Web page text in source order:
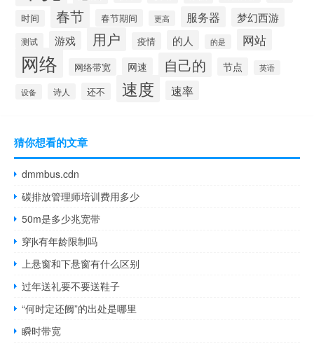
时间 春节 春节期间 更高 服务器 梦幻西游
测试 游戏 用户 疫情 的人 的是 网站
网络 网络带宽 网速 自己的 节点 英语
设备 诗人 还不 速度 速率
猜你想看的文章
dmmbus.cdn
碳排放管理师培训费用多少
50m是多少兆宽带
穿jk有年龄限制吗
上悬窗和下悬窗有什么区别
过年送礼要不要送鞋子
“何时定还阙”的出处是哪里
瞬时带宽